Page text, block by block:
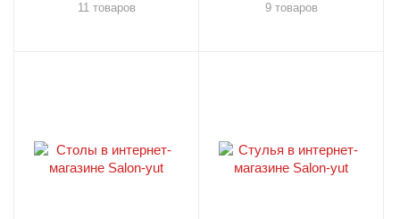
11 товаров 9 товаров